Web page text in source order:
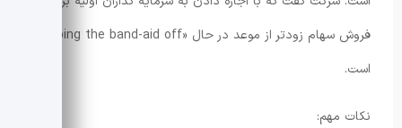
است.
نکات مهم: